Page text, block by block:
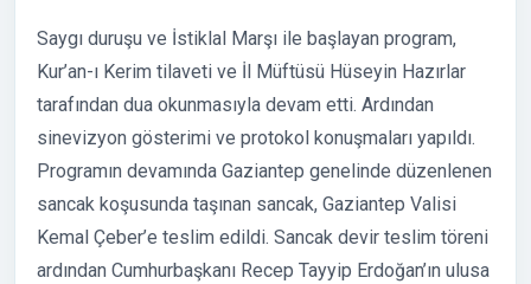
Saygı duruşu ve İstiklal Marşı ile başlayan program,
Kur’an-ı Kerim tilaveti ve İl Müftüsü Hüseyin Hazırlar
tarafından dua okunmasıyla devam etti. Ardından
sinevizyon gösterimi ve protokol konuşmaları yapıldı.
Programın devamında Gaziantep genelinde düzenlenen
sancak koşusunda taşınan sancak, Gaziantep Valisi
Kemal Çeber’e teslim edildi. Sancak devir teslim töreni
ardından Cumhurbaşkanı Recep Tayyip Erdoğan’ın ulusa